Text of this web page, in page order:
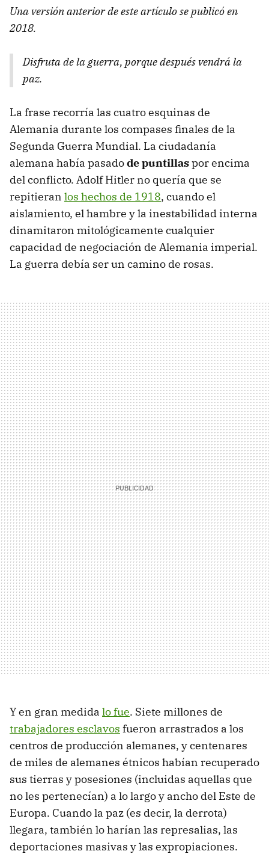
Una versión anterior de este artículo se publicó en
2018.
Disfruta de la guerra, porque después vendrá la
paz.
La frase recorría las cuatro esquinas de
Alemania durante los compases finales de la
Segunda Guerra Mundial. La ciudadanía
alemana había pasadode puntillaspor encima
del conflicto. Adolf Hitler no quería que se
repitieran los hechos de 1918, cuando el
aislamiento, el hambre y la inestabilidad interna
dinamitaron mitológicamente cualquier
capacidad de negociación de Alemania imperial.
La guerra debía ser un camino de rosas.
Y en gran medida lo fue. Siete millones de
trabajadores esclavos fueron arrastrados a los
centros de producción alemanes, y centenares
de miles de alemanes étnicos habían recuperado
sus tierras y posesiones (incluidas aquellas que
no les pertenecían) a lo largo y ancho del Este de
Europa. Cuando la paz (es decir, la derrota)
llegara, también lo harían las represalias, las
deportaciones masivas y las expropiaciones.